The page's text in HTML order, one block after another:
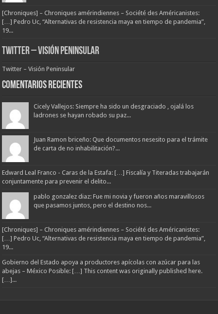
[Chroniques] – Chroniques amérindiennes – Société des Américanistes:
[…] Pedro Uc, “Alternativas de resistencia maya en tiempo de pandemia”,
19...
Twitter – Visión Peninsular
Twitter – Visión Peninsular
Comentarios Recientes
Cicely Vallejos: Siempre ha sido un desgraciado , ojalá los
ladrones se hayan robado su paz...
Juan Ramon briceño: Que documentos nesesito para el trámite
de carta de no inhabilitación?...
Edward Leal Franco - Caras de la Estafa: […] Fiscalía y Titeradas trabajarán
conjuntamente para prevenir el delito...
pablo gonzalez diaz: Fue mi novia y fueron años maravillosos
que pasamos juntos, pero el destino nos...
[Chroniques] – Chroniques amérindiennes – Société des Américanistes:
[…] Pedro Uc, “Alternativas de resistencia maya en tiempo de pandemia”,
19...
Gobierno del Estado apoya a productores apícolas con azúcar para las
abejas – México Posible: […] This content was originally published here.
[…]...